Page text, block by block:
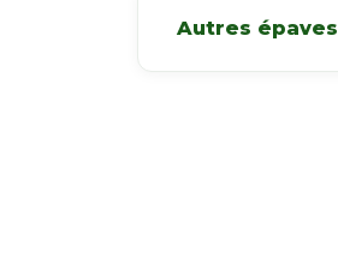
Autres épaves